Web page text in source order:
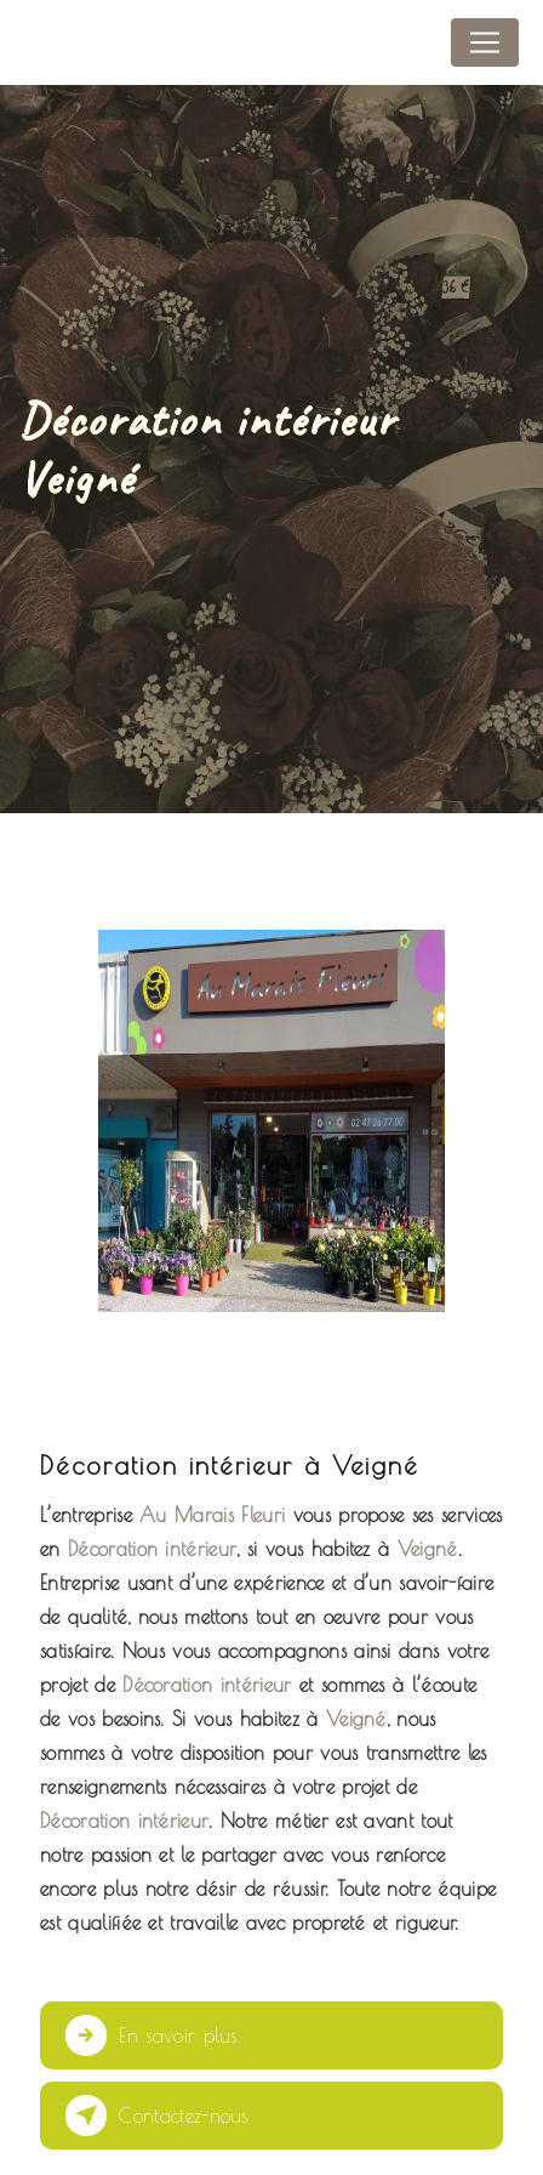
Décoration intérieur
Veigné
Décoration intérieur à Veigné
L’entreprise Au Marais Fleuri vous propose ses services
en Décoration intérieur, si vous habitez à Veigné.
Entreprise usant d’une expérience et d’un savoir-faire
de qualité, nous mettons tout en oeuvre pour vous
satisfaire. Nous vous accompagnons ainsi dans votre
projet de Décoration intérieur et sommes à l’écoute
de vos besoins. Si vous habitez à Veigné, nous
sommes à votre disposition pour vous transmettre les
renseignements nécessaires à votre projet de
Décoration intérieur. Notre métier est avant tout
notre passion et le partager avec vous renforce
encore plus notre désir de réussir. Toute notre équipe
est qualifiée et travaille avec propreté et rigueur.
En savoir plus
Contactez-nous